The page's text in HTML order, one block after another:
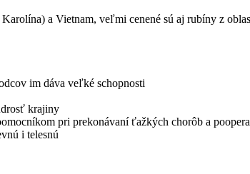
a Vietnam, veľmi cenené sú aj rubíny z
im dáva veľké schopnosti
krajiny
pri prekonávaní ťažkých chorôb a
i telesnú